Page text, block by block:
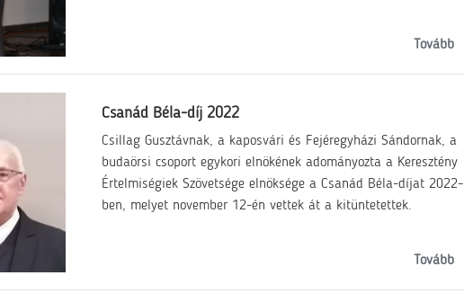
Tovább
Csanád Béla-díj 2022
Csillag Gusztávnak, a kaposvári és Fejéregyházi Sándornak, a
budaörsi csoport egykori elnökének adományozta a Keresztény
Értelmiségiek Szövetsége elnöksége a Csanád Béla-díjat 2022-
ben, melyet november 12-én vettek át a kitüntetettek.
Tovább